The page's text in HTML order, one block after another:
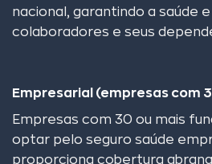
nacional, garantindo a saúde
colaboradores e seus
Empresarial (empresas com
Empresas com 30 ou mais
optar pelo seguro saúde
proporciona cobertura